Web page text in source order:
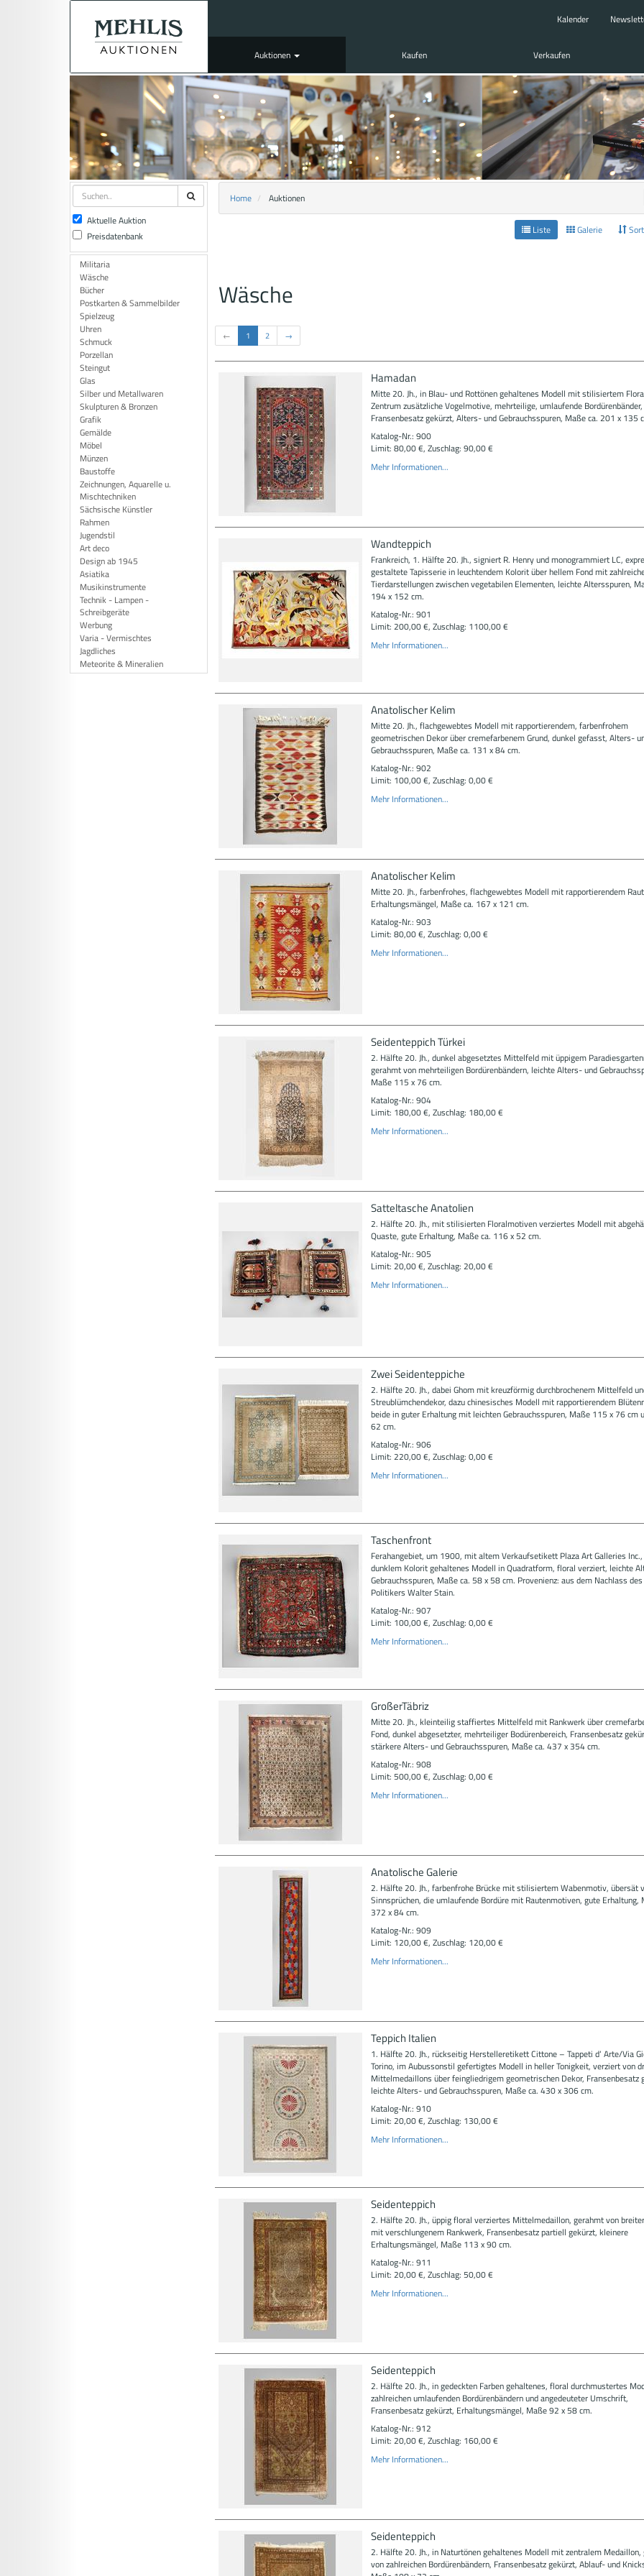
Kalender
Auktionen Kaufen Verkaufen
Aktuelle Auktion
Preisdatenbank
Militaria
Wäsche
Bücher
Postkarten & Sammelbilder
Spielzeug
Uhren
Schmuck
Porzellan
Steingut
Glas
Silber und Metallwaren
Skulpturen & Bronzen
Grafik
Gemälde
Möbel
Münzen
Baustoffe
Zeichnungen, Aquarelle u.
Mischtechniken
Sächsische Künstler
Rahmen
Jugendstil
Art deco
Design ab 1945
Asiatika
Musikinstrumente
Technik - Lampen -
Schreibgeräte
Werbung
Varia - Vermischtes
Jagdliches
Meteorite & Mineralien
Home Auktionen
Liste Galerie
Wäsche
← 1 2 →
Hamadan
Mitte 20. Jh., in Blau- und Rottönen gehaltenes Modell mit stilisiertem
Zentrum zusätzliche Vogelmotive, mehrteilige, umlaufende Bordürenbänder,
Fransenbesatz gekürzt, Alters- und Gebrauchsspuren, Maße ca. 201 x 135
Katalog-Nr.: 900
Limit: 80,00 €, Zuschlag: 90,00 €
Mehr Informationen...
Wandteppich
Frankreich, 1. Hälfte 20. Jh., signiert R. Henry und monogrammiert LC,
gestaltete Tapisserie in leuchtendem Kolorit über hellem Fond mit
Tierdarstellungen zwischen vegetabilen Elementen, leichte Altersspuren,
194 x 152 cm.
Katalog-Nr.: 901
Limit: 200,00 €, Zuschlag: 1100,00 €
Mehr Informationen...
Anatolischer Kelim
Mitte 20. Jh., flachgewebtes Modell mit rapportierendem, farbenfrohem
geometrischen Dekor über cremefarbenem Grund, dunkel gefasst, Alters-
Gebrauchsspuren, Maße ca. 131 x 84 cm.
Katalog-Nr.: 902
Limit: 100,00 €, Zuschlag: 0,00 €
Mehr Informationen...
Anatolischer Kelim
Mitte 20. Jh., farbenfrohes, flachgewebtes Modell mit rapportierendem
Erhaltungsmängel, Maße ca. 167 x 121 cm.
Katalog-Nr.: 903
Limit: 80,00 €, Zuschlag: 0,00 €
Mehr Informationen...
Seidenteppich Türkei
2. Hälfte 20. Jh., dunkel abgesetztes Mittelfeld mit üppigem
gerahmt von mehrteiligen Bordürenbändern, leichte Alters- und
Maße 115 x 76 cm.
Katalog-Nr.: 904
Limit: 180,00 €, Zuschlag: 180,00 €
Mehr Informationen...
Satteltasche Anatolien
2. Hälfte 20. Jh., mit stilisierten Floralmotiven verziertes Modell mit
Quaste, gute Erhaltung, Maße ca. 116 x 52 cm.
Katalog-Nr.: 905
Limit: 20,00 €, Zuschlag: 20,00 €
Mehr Informationen...
Zwei Seidenteppiche
2. Hälfte 20. Jh., dabei Ghom mit kreuzförmig durchbrochenem Mittelfeld
Streublümchendekor, dazu chinesisches Modell mit rapportierendem
beide in guter Erhaltung mit leichten Gebrauchsspuren, Maße 115 x 76 cm
62 cm.
Katalog-Nr.: 906
Limit: 220,00 €, Zuschlag: 0,00 €
Mehr Informationen...
Taschenfront
Ferahangebiet, um 1900, mit altem Verkaufsetikett Plaza Art Galleries
dunklem Kolorit gehaltenes Modell in Quadratform, floral verziert, leichte
Gebrauchsspuren, Maße ca. 58 x 58 cm. Provenienz: aus dem Nachlass
Politikers Walter Stain.
Katalog-Nr.: 907
Limit: 100,00 €, Zuschlag: 0,00 €
Mehr Informationen...
GroßerTäbriz
Mitte 20. Jh., kleinteilig staffiertes Mittelfeld mit Rankwerk über
Fond, dunkel abgesetzter, mehrteiliger Bodürenbereich, Fransenbesatz
stärkere Alters- und Gebrauchsspuren, Maße ca. 437 x 354 cm.
Katalog-Nr.: 908
Limit: 500,00 €, Zuschlag: 0,00 €
Mehr Informationen...
Anatolische Galerie
2. Hälfte 20. Jh., farbenfrohe Brücke mit stilisiertem Wabenmotiv, übersät
Sinnsprüchen, die umlaufende Bordüre mit Rautenmotiven, gute Erhaltung,
372 x 84 cm.
Katalog-Nr.: 909
Limit: 120,00 €, Zuschlag: 120,00 €
Mehr Informationen...
Teppich Italien
1. Hälfte 20. Jh., rückseitig Herstelleretikett Cittone – Tappeti d‘ Arte/Via
Torino, im Aubussonstil gefertigtes Modell in heller Tonigkeit, verziert von
Mittelmedaillons über feingliedrigem geometrischen Dekor, Fransenbesatz
leichte Alters- und Gebrauchsspuren, Maße ca. 430 x 306 cm.
Katalog-Nr.: 910
Limit: 20,00 €, Zuschlag: 130,00 €
Mehr Informationen...
Seidenteppich
2. Hälfte 20. Jh., üppig floral verziertes Mittelmedaillon, gerahmt von
mit verschlungenem Rankwerk, Fransenbesatz partiell gekürzt, kleinere
Erhaltungsmängel, Maße 113 x 90 cm.
Katalog-Nr.: 911
Limit: 20,00 €, Zuschlag: 50,00 €
Mehr Informationen...
Seidenteppich
2. Hälfte 20. Jh., in gedeckten Farben gehaltenes, floral durchmustertes
zahlreichen umlaufenden Bordürenbändern und angedeuteter Umschrift,
Fransenbesatz gekürzt, Erhaltungsmängel, Maße 92 x 58 cm.
Katalog-Nr.: 912
Limit: 20,00 €, Zuschlag: 160,00 €
Mehr Informationen...
Seidenteppich
2. Hälfte 20. Jh., in Naturtönen gehaltenes Modell mit zentralem Medaillon,
von zahlreichen Bordürenbändern, Fransenbesatz gekürzt, Ablauf- und